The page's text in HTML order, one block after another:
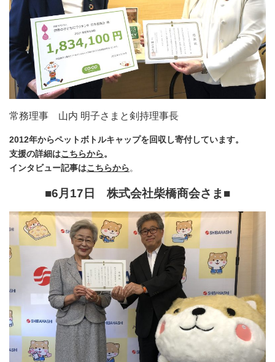
常務理事 山内 明子さまと剣持理事長
2012年からペットボトルキャップを回収し寄付しています。
支援の詳細はこちらから。
インタビュー記事はこちらから。
■6月17日 株式会社柴橋商会さま■